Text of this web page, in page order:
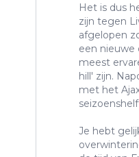
Het is dus
zijn tegen
afgelopen
een nieuwe
meest
hill' zijn.
met het
Je hebt